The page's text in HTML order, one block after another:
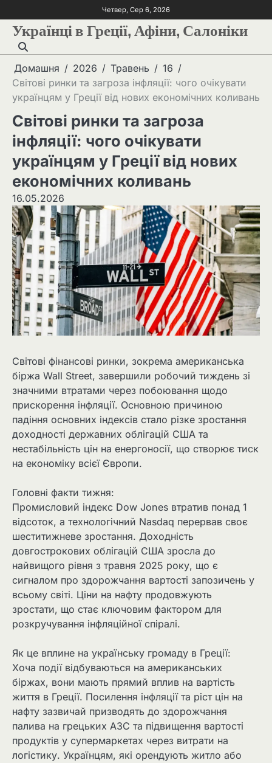
Четвер, Сер 6, 2026
Українці в Греції, Афіни, Салоніки
Домашня 2026 Травень
16
Світові ринки та загроза інфляції: чого очікувати
українцям у Греції від нових економічних коливань
Світові ринки та загроза
інфляції: чого очікувати
українцям у Греції від нових
економічних коливань
16.05.2026
Світові фінансові ринки, зокрема американська
біржа Wall Street, завершили робочий тиждень зі
значними втратами через побоювання щодо
прискорення інфляції. Основною причиною
падіння основних індексів стало різке зростання
доходності державних облігацій США та
нестабільність цін на енергоносії, що створює тиск
на економіку всієї Європи.
Головні факти тижня:
Промисловий індекс Dow Jones втратив понад 1
відсоток, а технологічний Nasdaq перервав своє
шеститижневе зростання. Доходність
довгострокових облігацій США зросла до
найвищого рівня з травня 2025 року, що є
сигналом про здорожчання вартості запозичень у
всьому світі. Ціни на нафту продовжують
зростати, що стає ключовим фактором для
розкручування інфляційної спіралі.
Як це вплине на українську громаду в Греції:
Хоча події відбуваються на американських
біржах, вони мають прямий вплив на вартість
життя в Греції. Посилення інфляції та ріст цін на
нафту зазвичай призводять до здорожчання
палива на грецьких АЗС та підвищення вартості
продуктів у супермаркетах через витрати на
логістику. Українцям, які орендують житло або